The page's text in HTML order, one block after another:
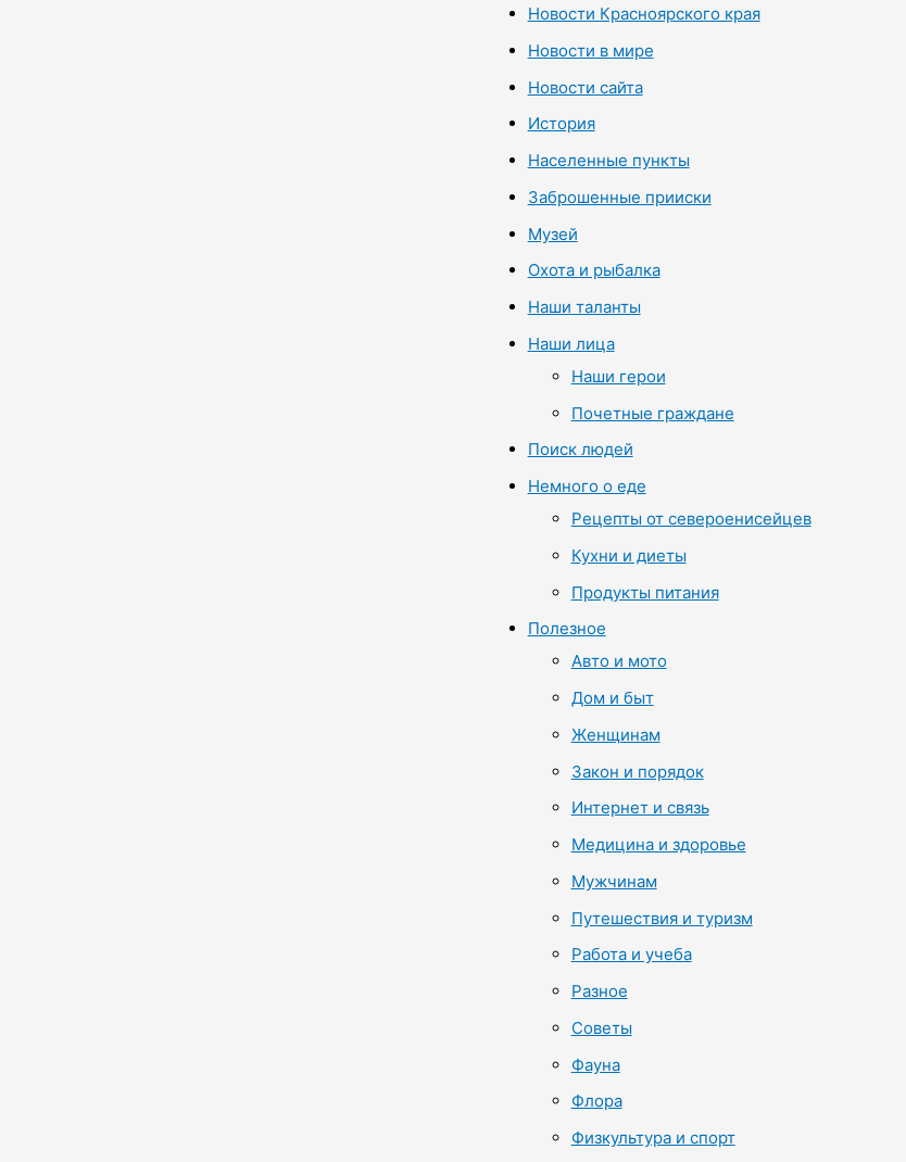
Новости Красноярского края
Новости в мире
Новости сайта
История
Населенные пункты
Заброшенные прииски
Музей
Охота и рыбалка
Наши таланты
Наши лица
Наши герои
Почетные граждане
Поиск людей
Немного о еде
Рецепты от североенисейцев
Кухни и диеты
Продукты питания
Полезное
Авто и мото
Дом и быт
Женщинам
Закон и порядок
Интернет и связь
Медицина и здоровье
Мужчинам
Путешествия и туризм
Работа и учеба
Разное
Советы
Фауна
Флора
Физкультура и спорт